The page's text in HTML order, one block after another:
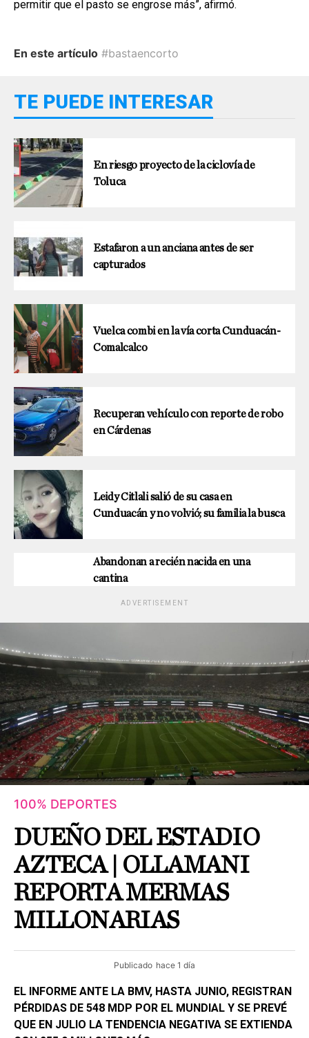
permitir que el pasto se engrose más”, afirmó.
En este artículo #bastaencorto
TE PUEDE INTERESAR
En riesgo proyecto de la ciclovía de
Toluca
Estafaron a un anciana antes de ser
capturados
Vuelca combi en la vía corta Cunduacán-
Comalcalco
Recuperan vehículo con reporte de robo
en Cárdenas
Leidy Citlali salió de su casa en
Cunduacán y no volvió; su familia la busca
Abandonan a recién nacida en una
cantina
ADVERTISEMENT
100% DEPORTES
DUEÑO DEL ESTADIO
AZTECA | OLLAMANI
REPORTA MERMAS
MILLONARIAS
Publicado hace 1 día
EL INFORME ANTE LA BMV, HASTA JUNIO, REGISTRAN
PÉRDIDAS DE 548 MDP POR EL MUNDIAL Y SE PREVÉ
QUE EN JULIO LA TENDENCIA NEGATIVA SE EXTIENDA